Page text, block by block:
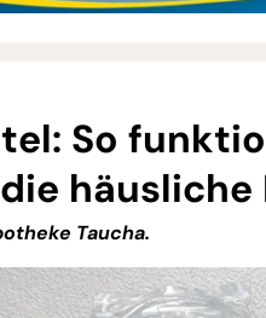
So
häusliche
Taucha.